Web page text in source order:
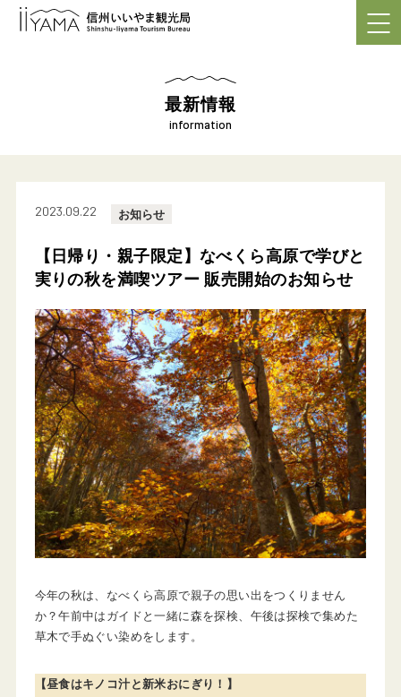
最新情報
information
2023.09.22 お知らせ
【日帰り・親子限定】なべくら高原で学びと
実りの秋を満喫ツアー 販売開始のお知らせ
今年の秋は、なべくら高原で親子の思い出をつくりません
か？午前中はガイドと一緒に森を探検、午後は探検で集めた
草木で手ぬぐい染めをします。
【昼食はキノコ汁と新米おにぎり！】